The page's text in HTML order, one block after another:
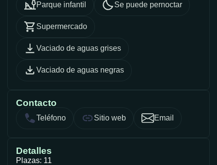
Parque infantil Se puede pernoctar
Supermercado
Vaciado de aguas grises
Vaciado de aguas negras
Contacto
Teléfono Sitio web Email
Detalles
Plazas: 11